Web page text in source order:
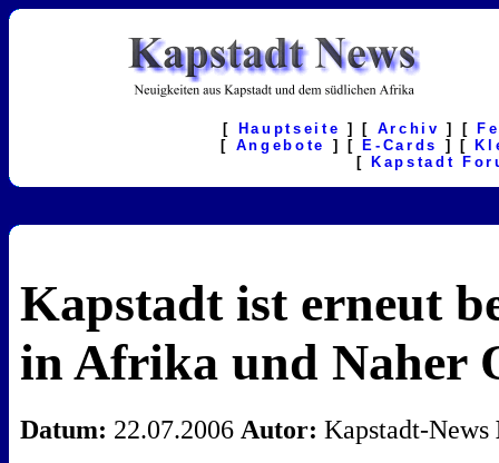
[ Hauptseite ] [ Archiv ] [
[ Angebote ] [ E-Cards ] [
[
Kapstadt
Kapstadt ist erneut
in Afrika und Naher
Datum: 22.07.2006 Autor: Kapstadt-News